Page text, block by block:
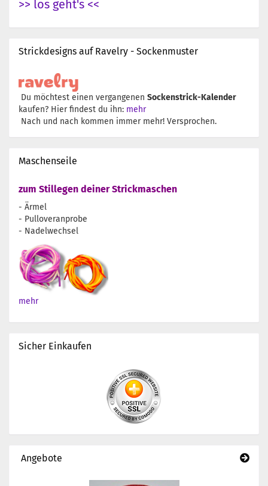
>> los geht's <<
Strickdesigns auf Ravelry - Sockenmuster
Du möchtest einen vergangenen Sockenstrick-Kalender
kaufen? Hier findest du ihn: mehr
Nach und nach kommen immer mehr! Versprochen.
Maschenseile
zum Stillegen deiner Strickmaschen
- Ärmel
- Pulloveranprobe
- Nadelwechsel
mehr
Sicher Einkaufen
Angebote